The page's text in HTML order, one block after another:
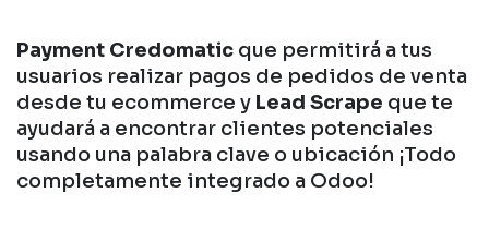
Payment Credomatic que permitirá a tus
usuarios realizar pagos de pedidos de venta
desde tu ecommerce y Lead Scrape que te
ayudará a encontrar clientes potenciales
usando una palabra clave o ubicación ¡Todo
completamente integrado a Odoo!